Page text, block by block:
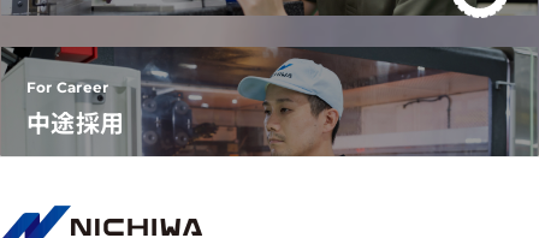
For Career
中途採用